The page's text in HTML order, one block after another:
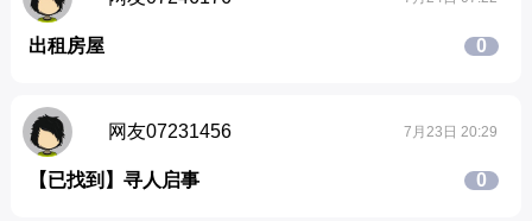
出租房屋 0
网友07231456 7月23日 20:29
【已找到】寻人启事 0